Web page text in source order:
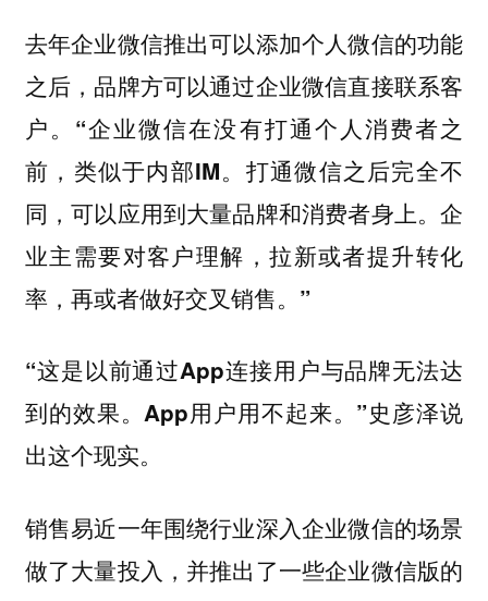
去年企业微信推出可以添加个人微信的功能
之后，品牌方可以通过企业微信直接联系客
户。 “企业微信在没有打通个人消费者之
前，类似于内部IM。打通微信之后完全不
同，可以应用到大量品牌和消费者身上。企
业主需要对客户理解，拉新或者提升转化
率，再或者做好交叉销售。”
“这是以前通过App连接用户与品牌无法达
到的效果。App用户用不起来。”史彦泽说
出这个现实。
销售易近一年围绕行业深入企业微信的场景
做了大量投入，并推出了一些企业微信版的